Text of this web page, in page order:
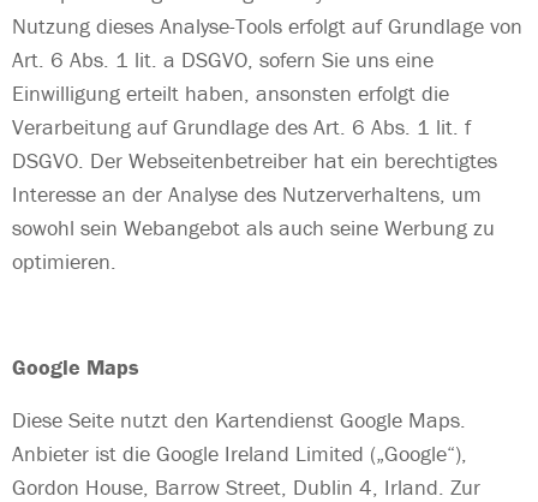
Nutzung dieses Analyse-Tools erfolgt auf Grundlage von
Art. 6 Abs. 1 lit. a DSGVO, sofern Sie uns eine
Einwilligung erteilt haben, ansonsten erfolgt die
Verarbeitung auf Grundlage des Art. 6 Abs. 1 lit. f
DSGVO. Der Webseitenbetreiber hat ein berechtigtes
Interesse an der Analyse des Nutzerverhaltens, um
sowohl sein Webangebot als auch seine Werbung zu
optimieren.
Google Maps
Diese Seite nutzt den Kartendienst Google Maps.
Anbieter ist die Google Ireland Limited („Google“),
Gordon House, Barrow Street, Dublin 4, Irland. Zur